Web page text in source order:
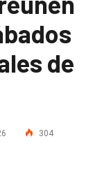
de
304